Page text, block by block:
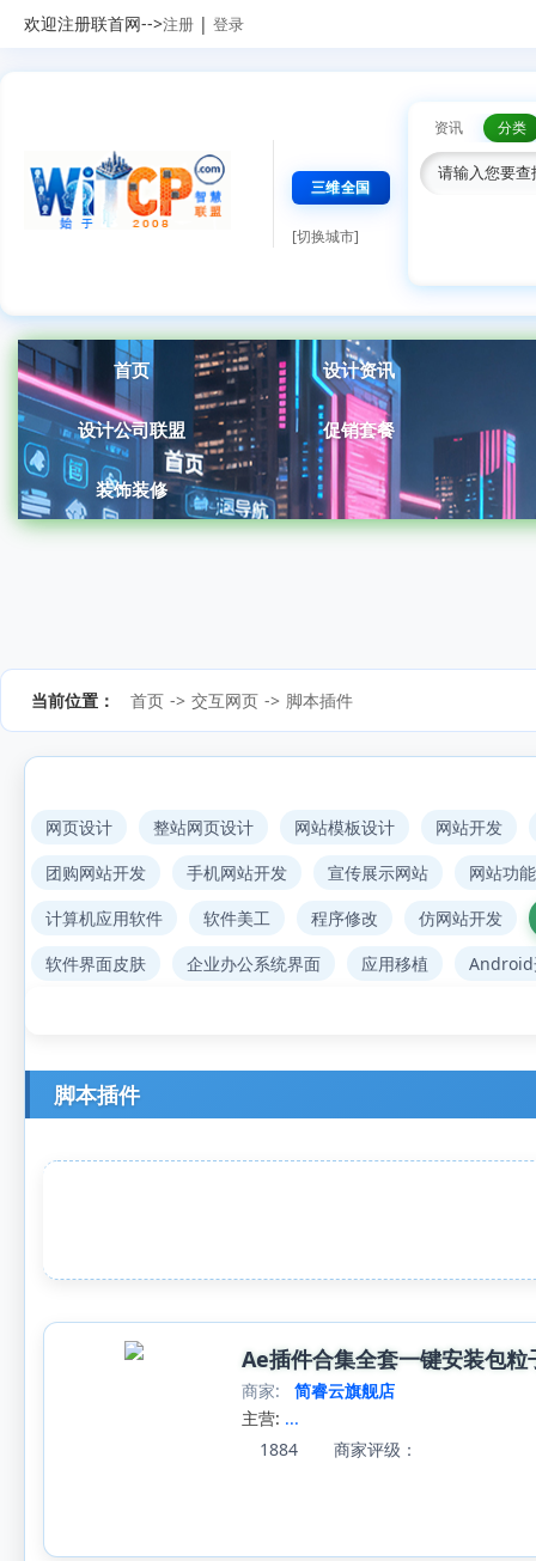
欢迎注册联首网-->注册 | 登录
三维全国
[切换城市]
资讯 分类
首页 设计资讯
设计公司联盟 促销套餐
装饰装修
当前位置： 首页 -> 交互网页 -> 脚本插件
网页设计 整站网页设计 网站模板设计
网站开发
团购网站开发
手机网站开发 宣传展示网站
网站功
计算机应用软件
软件美工 程序修改
仿网站开发
软件界面皮肤
企业办公系统界面 应用移植 Android
脚本插件
Ae插件合集全套一键安装包
商家:
简睿云旗舰店
主营: ...
1884
商家评级：